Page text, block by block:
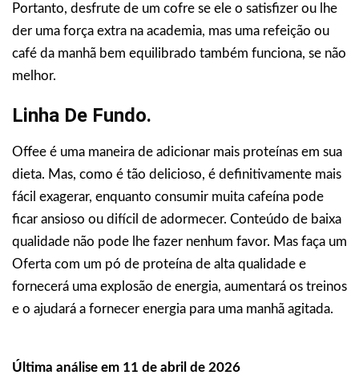
Portanto, desfrute de um cofre se ele o satisfizer ou lhe
der uma força extra na academia, mas uma refeição ou
café da manhã bem equilibrado também funciona, se não
melhor.
Linha De Fundo.
Offee é uma maneira de adicionar mais proteínas em sua
dieta. Mas, como é tão delicioso, é definitivamente mais
fácil exagerar, enquanto consumir muita cafeína pode
ficar ansioso ou difícil de adormecer. Conteúdo de baixa
qualidade não pode lhe fazer nenhum favor. Mas faça um
Oferta com um pó de proteína de alta qualidade e
fornecerá uma explosão de energia, aumentará os treinos
e o ajudará a fornecer energia para uma manhã agitada.
Última análise em 11 de abril de 2026